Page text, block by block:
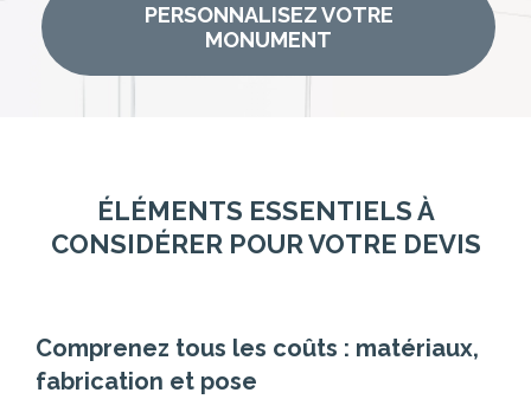
PERSONNALISEZ VOTRE
MONUMENT
ÉLÉMENTS ESSENTIELS À
CONSIDÉRER POUR VOTRE DEVIS
Comprenez tous les coûts : matériaux,
fabrication et pose